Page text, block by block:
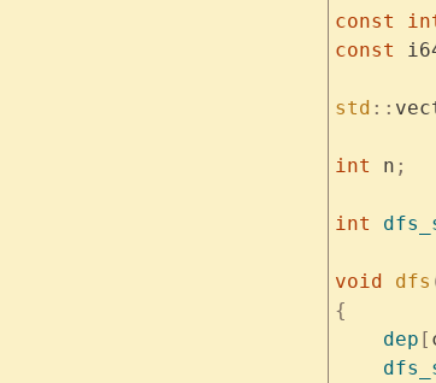
const
const
std ::
int n ;
int
void dfs
{
    dep
[